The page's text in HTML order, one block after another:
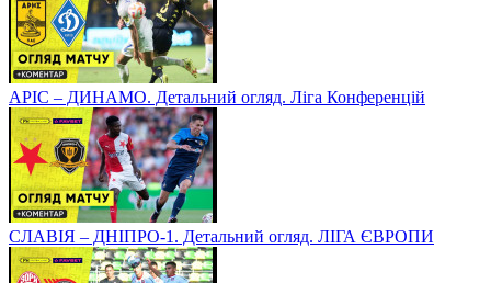
АРІС – ДИНАМО. Детальний огляд. Ліга Конференцій
СЛАВІЯ – ДНІПРО-1. Детальний огляд. ЛІГА ЄВРОПИ